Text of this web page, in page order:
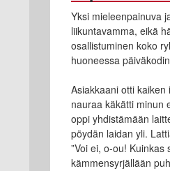
Yksi mieleenpainuva
liikuntavamma, eikä
osallistuminen koko
huoneessa
Asiakkaani otti
nauraa käkätti minun
oppi yhdistämään
pöydän laidan yli.
”Voi ei, o-ou!
kämmensyrjällään